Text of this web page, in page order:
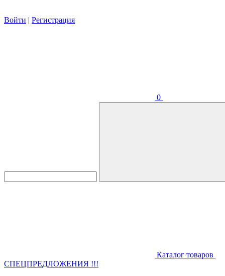
Войти | Регистрация
0
Каталог товаров
СПЕЦПРЕДЛОЖЕНИЯ !!!